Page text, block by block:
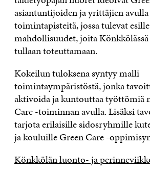
asiantuntijoiden ja yrittäjien
toimintapisteitä, jossa tulevat
mahdollisuudet, joita Könkkölässä
tullaan toteuttamaan.
Kokeilun tuloksena syntyy malli
toimintaympäristöstä, jonka
aktivoida ja kuntouttaa työttömiä
Care -toiminnan avulla. Lisäksi
tarjota erilaisille sidosryhmille
ja kouluille Green Care -
Könkkölän luonto- ja